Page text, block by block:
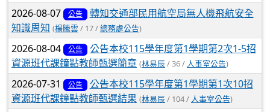
2026-08-07 公告
轉知交通部民用航空局無人機飛航安全
知識周知 (楊騰雲 / 17 /總務處公告)
2026-08-04 公告
公告本校115學年度第1學期第2次1-5招
資源班代課鐘點教師甄選簡章 (林易辰/ 36 / 人事室公告)
2026-07-31 公告
公告本校115學年度第1學期第1次10招
資源班代課鐘點教師甄選結果 (林易辰/ 104 / 人事室公告)